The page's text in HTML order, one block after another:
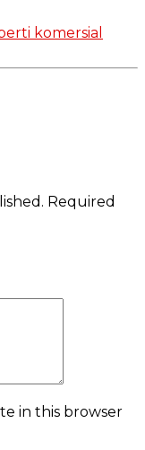
komersial
Required
in this browser